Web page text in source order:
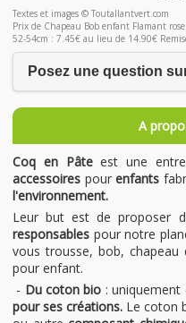
Textes et images © Toutallantvert.com
Prix de Chapeau Bob enfant Flamant
52-54cm : 7.45€ au lieu de 14.90€
Posez une question
A
Coq en Pâteest une
accessoires pourenfants
l'environnement.
Leur but est de proposer
responsables pour notre
vous trousse, bob,
pour enfant.
- Du coton bio :
pour ses créations. Le coton